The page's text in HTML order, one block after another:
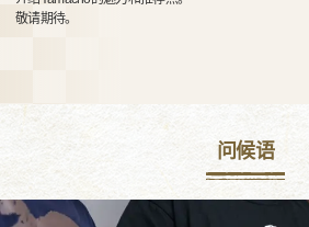
敬请期待。
问候语